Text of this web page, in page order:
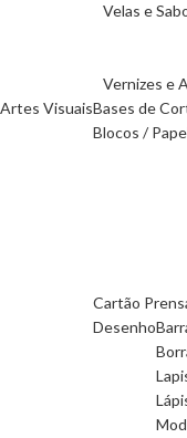
Velas e
Vernizes e
Artes VisuaisBases de
Blocos /
Cartão
Desenho